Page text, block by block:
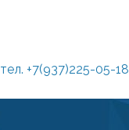
тел. +7(937)225-05-18